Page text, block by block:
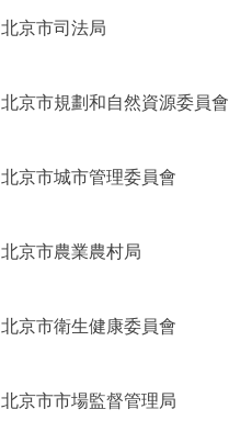
北京市司法局
北京市規劃和自然資源委員會
北京市城市管理委員會
北京市農業農村局
北京市衛生健康委員會
北京市市場監督管理局